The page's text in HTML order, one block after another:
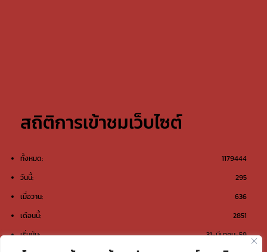
สถิติการเข้าชมเว็บไซต์
1179444
ทั้งหมด:
295
วันนี้:
636
เมื่อวาน:
2851
เดือนนี้:
31-มีนาคม-59
เริ่มนับ: